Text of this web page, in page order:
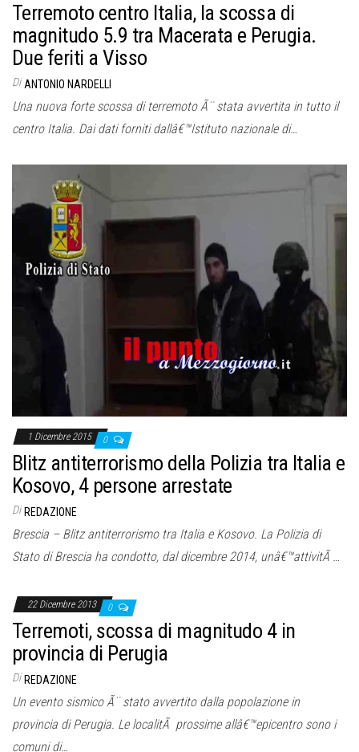
Terremoto centro Italia, la scossa di
magnitudo 5.9 tra Macerata e Perugia.
Due feriti a Visso
Di ANTONIO NARDELLI
Una nuova forte scossa di terremoto Ã¨ stata avvertita in tutto il
centro Italia. Dai dati forniti dallâ€™Istituto nazionale di…
1 Dicembre 2015 0
Blitz antiterrorismo della Polizia tra Italia e
Kosovo, 4 persone arrestate
Di REDAZIONE
Brescia – Blitz antiterrorismo tra Italia e Kosovo. La Polizia di
Stato di Brescia ha condotto, dal dicembre 2014, unâ€™attivitÃ …
22 Dicembre 2013 0
Terremoti, scossa di magnitudo 4 in
provincia di Perugia
Di REDAZIONE
Un evento sismico Ã¨ stato avvertito dalla popolazione in
provincia di Perugia. Le localitÃ prossime allâ€™epicentro sono i
comuni di…